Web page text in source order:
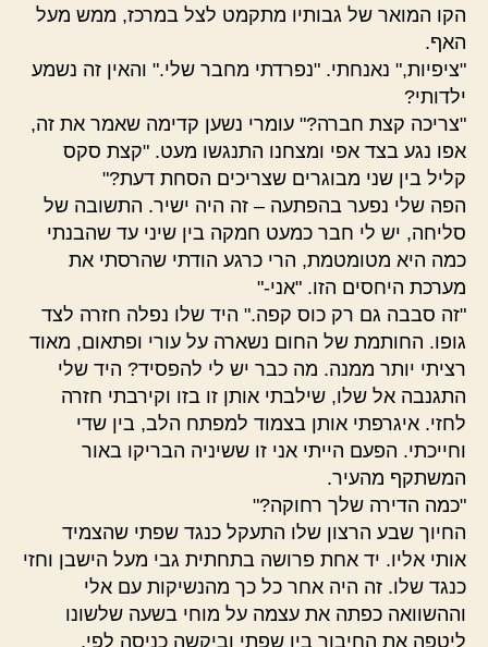
הקו המואר של גבותיו מתקמט לצל במרכז, ממש מעל
האף.
"ציפיות," נאנחתי. "נפרדתי מחבר שלי." והאין זה נשמע
ילדותי?
"צריכה קצת חברה?" עומרי נשען קדימה שאמר את זה,
אפו נגע בצד אפי ומצחנו התנגשו מעט. "קצת סקס
קליל בין שני מבוגרים שצריכים הסחת דעת?"
הפה שלי נפער בהפתעה – זה היה ישיר. התשובה של
סליחה, יש לי חבר כמעט חמקה בין שיני עד שהבנתי
כמה היא מטומטמת, הרי כרגע הודתי שהרסתי את
מערכת היחסים הזו. "אני-"
"זה סבבה גם רק כוס קפה." היד שלו נפלה חזרה לצד
גופו. החותמת של החום נשארה על עורי ופתאום, מאוד
רציתי יותר ממנה. מה כבר יש לי להפסיד? היד שלי
התגנבה אל שלו, שילבתי אותן זו בזו וקירבתי חזרה
לחזי. איגרפתי אותן בצמוד למפתח הלב, בין שדי
וחייכתי. הפעם הייתי אני זו ששיניה הבריקו באור
המשתקף מהעיר.
"כמה הדירה שלך רחוקה?"
החיוך שבע הרצון שלו התעקל כנגד שפתי שהצמיד
אותי אליו. יד אחת פרושה בתחתית גבי מעל הישבן וחזי
כנגד שלו. זה היה אחר כל כך מהנשיקות עם אלי
וההשוואה כפתה את עצמה על מוחי בשעה שלשונו
ליטפה את החיבור בין שפתי וביקשה כניסה לפי.